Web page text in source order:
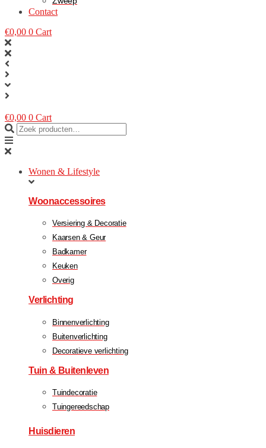
Contact
€0,00 0 Cart
€0,00 0 Cart
Wonen & Lifestyle
Woonaccessoires
Versiering & Decoratie
Kaarsen & Geur
Badkamer
Keuken
Overig
Verlichting
Binnenverlichting
Buitenverlichting
Decoratieve verlichting
Tuin & Buitenleven
Tuindecoratie
Tuingereedschap
Huisdieren